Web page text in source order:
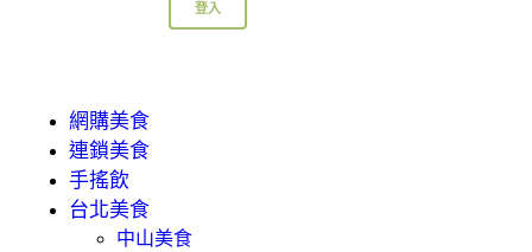
登入
網購美食
連鎖美食
手搖飲
台北美食
中山美食